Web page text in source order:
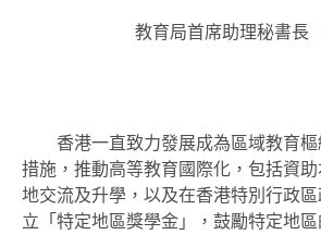
教育局首席助理秘書長
香港一直致力發展成為區域教育樞
措施，推動高等教育國際化，包括資
地交流及升學，以及在香港特別行政
立「特定地區獎學金」，鼓勵特定地